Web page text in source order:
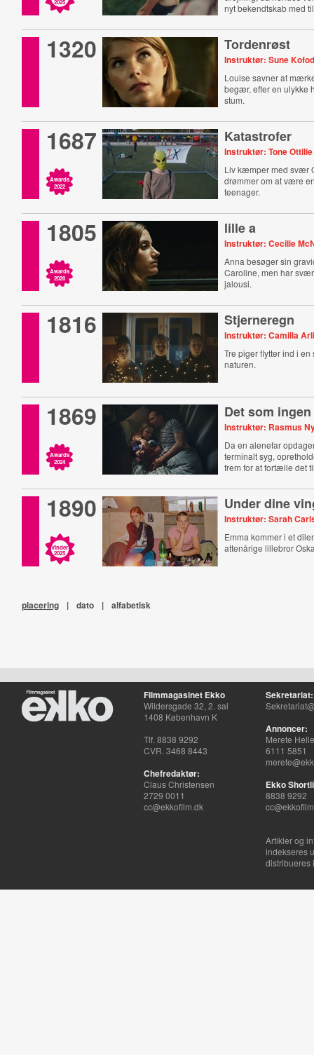
2025
nyt bekendtskab med
1320 Tordenrøst
Instruktør: Sune
Louise savner at
begær, efter en ulykke
stum.
1687
Awards
2022
Katastrofer
Instruktør: Tone Ottilie
Liv kæmper med svær
drømmer om at være
teenager.
1805
Awards
2020
lille a
Instruktør: Cecilie
Anna besøger sin
Caroline, men har
jalousi.
1816 Stjerneregn
Instruktør: Camilla
Tre piger flytter ind i
naturen.
1869
Awards
2024
Det som
Instruktør: Rasmus
Da en alenefar
terminalt syg,
frem for at fortælle det
1890
Vinder
2025
Under dine
Instruktør: Sarah
Emma kommer i et
attenårige lillebror
placering | dato | alfabetisk
Filmmagasinet Ekko
Wildersgade 32, 2. sal
1408 København K
Tlf. 8838 9292
CVR. 3468 8443
Chefredaktør:
Claus Christensen
2729 0011
cc@ekkofilm.dk
Sekretariat:
Annoncer:
Merete
6111 5851
Ekko
8838 9292
Artikler og
indekseres
distribueres